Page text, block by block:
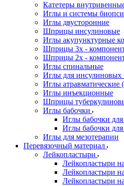
Катетеры
Иглы и системы
Иглы двусторонние
Шприцы инсулиновые
Иглы акупунктурные
Шприцы 3х -
Шприцы 2х -
Иглы спинальные
Иглы для
Иглы
Иглы инъекционные
Шприцы
Иглы бабочки
Иглы бабочки
Иглы бабочки для
Иглы для мезотерапии
Перевязочный материал
Лейкопластыри
Лейкопластыри
Лейкопластыри
Лейкопластыри